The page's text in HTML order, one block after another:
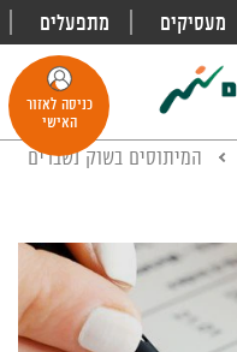
מעסיקים מתפעלים
כניסה לאזור
האישי
המיתוסים בשוק נשברים